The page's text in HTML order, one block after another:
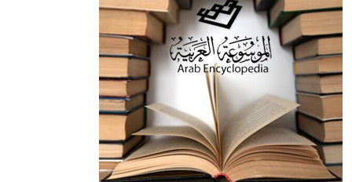
الحكم، الأدلة، تنظيم التغذية، ورسالته في جروح الرأس. ويعود
له الفضل بأنه حرر الطب من الدين والفلسفة.
- هل تعلم أن المرجان إفراز حيواني يتكون في البحر ويتركب
من مادة كربونات الكلسيوم، وهو أحمر أو شديد الحمرة وهو
أجود أنواعه، ويمتاز بكبر الحجم ويسمى الش